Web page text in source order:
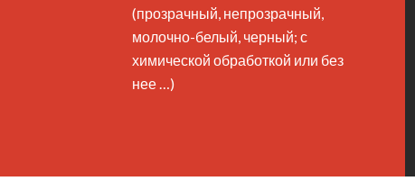
(прозрачный, непрозрачный,
молочно-белый, черный; с
химической обработкой или без
нее …)